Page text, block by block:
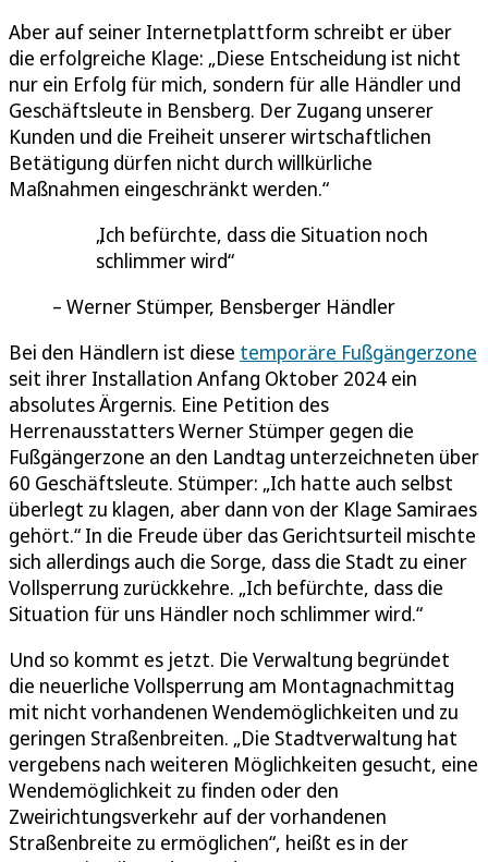
Aber auf seiner Internetplattform schreibt er über
die erfolgreiche Klage: „Diese Entscheidung ist nicht
nur ein Erfolg für mich, sondern für alle Händler und
Geschäftsleute in Bensberg. Der Zugang unserer
Kunden und die Freiheit unserer wirtschaftlichen
Betätigung dürfen nicht durch willkürliche
Maßnahmen eingeschränkt werden.“
Ich befürchte, dass die Situation noch
schlimmer wird
Werner Stümper, Bensberger Händler
Bei den Händlern ist diese temporäre Fußgängerzone
seit ihrer Installation Anfang Oktober 2024 ein
absolutes Ärgernis. Eine Petition des
Herrenausstatters Werner Stümper gegen die
Fußgängerzone an den Landtag unterzeichneten über
60 Geschäftsleute. Stümper: „Ich hatte auch selbst
überlegt zu klagen, aber dann von der Klage Samiraes
gehört.“ In die Freude über das Gerichtsurteil mischte
sich allerdings auch die Sorge, dass die Stadt zu einer
Vollsperrung zurückkehre. „Ich befürchte, dass die
Situation für uns Händler noch schlimmer wird.“
Und so kommt es jetzt. Die Verwaltung begründet
die neuerliche Vollsperrung am Montagnachmittag
mit nicht vorhandenen Wendemöglichkeiten und zu
geringen Straßenbreiten. „Die Stadtverwaltung hat
vergebens nach weiteren Möglichkeiten gesucht, eine
Wendemöglichkeit zu finden oder den
Zweirichtungsverkehr auf der vorhandenen
Straßenbreite zu ermöglichen“, heißt es in der